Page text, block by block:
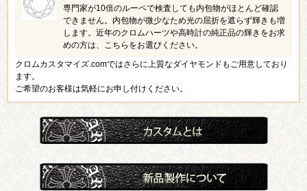
専門家が10倍のルーペで検査しても内包物がほとんど確認
できません。内包物が微少なため光の屈折を遮らず輝きも増
します。近年のクロムハーツや高時計の純正品の輝きをお求
めの方は、こちらをお選びください。
クロムカスタマイズ.comではさらに上質なダイヤモンドもご用意しており
ます。
ご希望のお客様は気軽にお申し付けください。